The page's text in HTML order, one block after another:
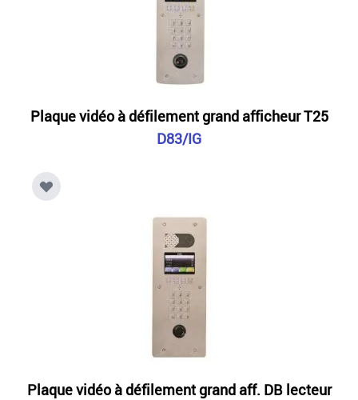
Plaque vidéo à défilement grand afficheur T25
D83/IG
Plaque vidéo à défilement grand aff. DB lecteur